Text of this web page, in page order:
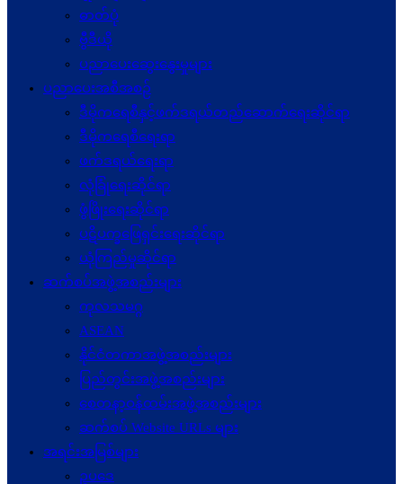
ဓာတ်ပုံ
ဗွီဒီယို
ပညာပေးဆွေးနွေးမှုများ
ပညာပေးအစီအစဉ်
ဒီမိုကရေစီနှင့်ဖက်ဒရယ်တည်ဆောက်ရေးဆိုင်ရာ
ဒီမိုကရေစီရေးရာ
ဖက်ဒရယ်ရေးရာ
လုံခြုံရေးဆိုင်ရာ
ဖွံဖြိုးရေးဆိုင်ရာ
ပဋိပက္ခ‌ဖြေရှင်းရေးဆိုင်ရာ
ယုံကြည်မှုဆိုင်ရာ
ဆက်စပ်အဖွဲ့အစည်းများ
ကုလသမဂ္ဂ
ASEAN
နိုင်ငံတကာအဖွဲ့အစည်းများ
ပြည်တွင်းအဖွဲ့အစည်းများ
စေတနာ့ဝန်ထမ်းအဖွဲ့အစည်းများ
ဆက်စပ် Website URLs များ
အရင်းအမြစ်များ
ဥပဒေ